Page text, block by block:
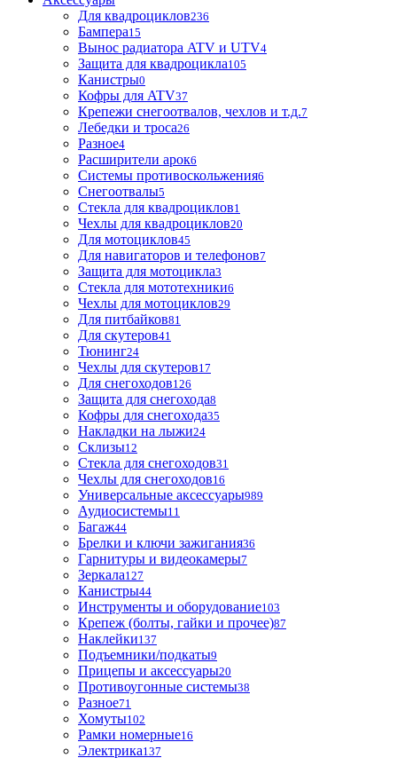
Для квадроциклов236
Бамперa15
Вынос радиатора ATV и UTV4
Защита для квадроцикла105
Канистры0
Кофры для ATV37
Крепежи снегоотвалов, чехлов и т.д.7
Лебедки и троса26
Разное4
Расширители арок6
Системы противоскольжения6
Снегоотвалы5
Стекла для квадроциклов1
Чехлы для квадроциклов20
Для мотоциклов45
Для навигаторов и телефонов7
Защита для мотоцикла3
Стекла для мототехники6
Чехлы для мотоциклов29
Для питбайков81
Для скутеров41
Тюнинг24
Чехлы для скутеров17
Для снегоходов126
Защита для снегохода8
Кофры для снегохода35
Накладки на лыжи24
Склизы12
Стекла для снегоходов31
Чехлы для снегоходов16
Универсальные аксессуары989
Аудиосистемы11
Багаж44
Брелки и ключи зажигания36
Гарнитуры и видеокамеры7
Зеркала127
Канистры44
Инструменты и оборудование103
Крепеж (болты, гайки и прочее)87
Наклейки137
Подъемники/подкаты9
Прицепы и аксессуары20
Противоугонные системы38
Разное71
Хомуты102
Рамки номерные16
Электрика137